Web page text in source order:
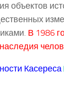
объектов
В 1986
Касереса